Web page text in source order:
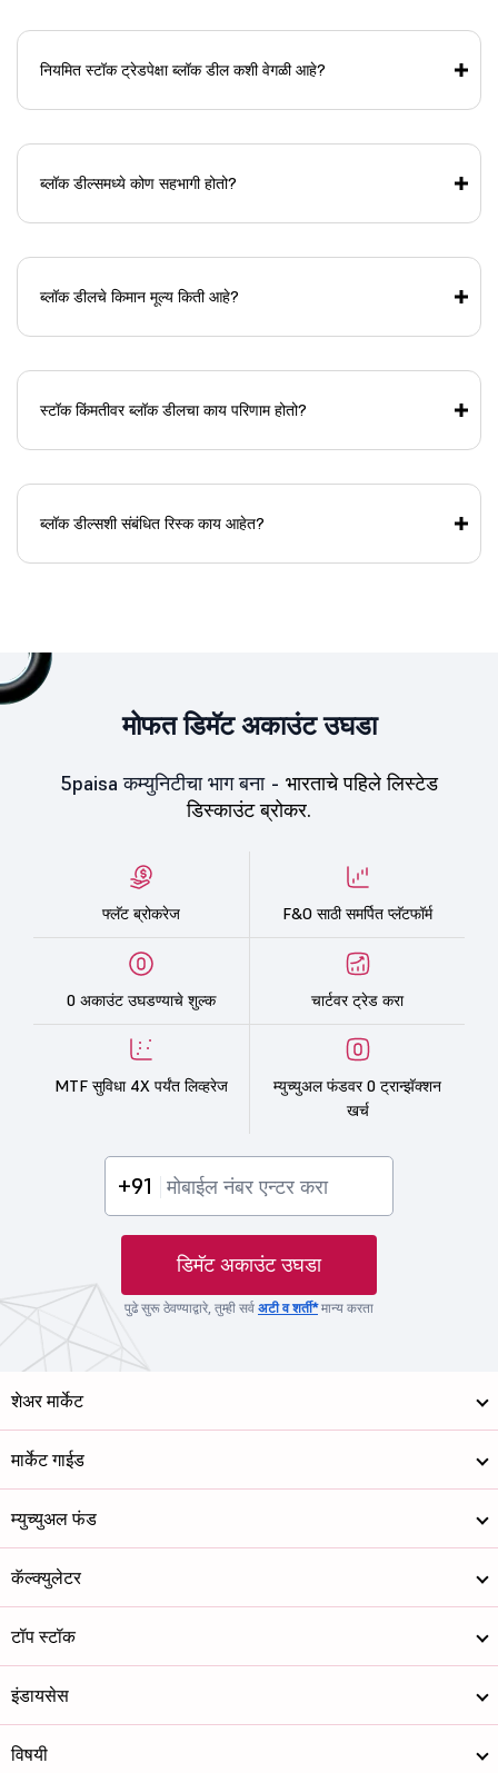
नियमित स्टॉक ट्रेडपेक्षा ब्लॉक डील कशी वेगळी आहे?
ब्लॉक डील्समध्ये कोण सहभागी होतो?
ब्लॉक डीलचे किमान मूल्य किती आहे?
स्टॉक किंमतीवर ब्लॉक डीलचा काय परिणाम होतो?
ब्लॉक डील्सशी संबंधित रिस्क काय आहेत?
मोफत डिमॅट अकाउंट उघडा
5paisa कम्युनिटीचा भाग बना - भारताचे पहिले लिस्टेड
डिस्काउंट ब्रोकर.
फ्लॅट ब्रोकरेज F&O साठी समर्पित प्लॅटफॉर्म
0 अकाउंट उघडण्याचे शुल्क चार्टवर ट्रेड करा
MTF सुविधा 4X पर्यंत लिव्हरेज
म्युच्युअल फंडवर 0 ट्रान्झॅक्शन
खर्च
+91
डिमॅट अकाउंट उघडा
पुढे सुरू ठेवण्याद्वारे, तुम्ही सर्व अटी व शर्ती*मान्य करता
शेअर मार्केट
मार्केट गाईड
म्युच्युअल फंड
कॅल्क्युलेटर
टॉप स्टॉक
इंडायसेस
विषयी